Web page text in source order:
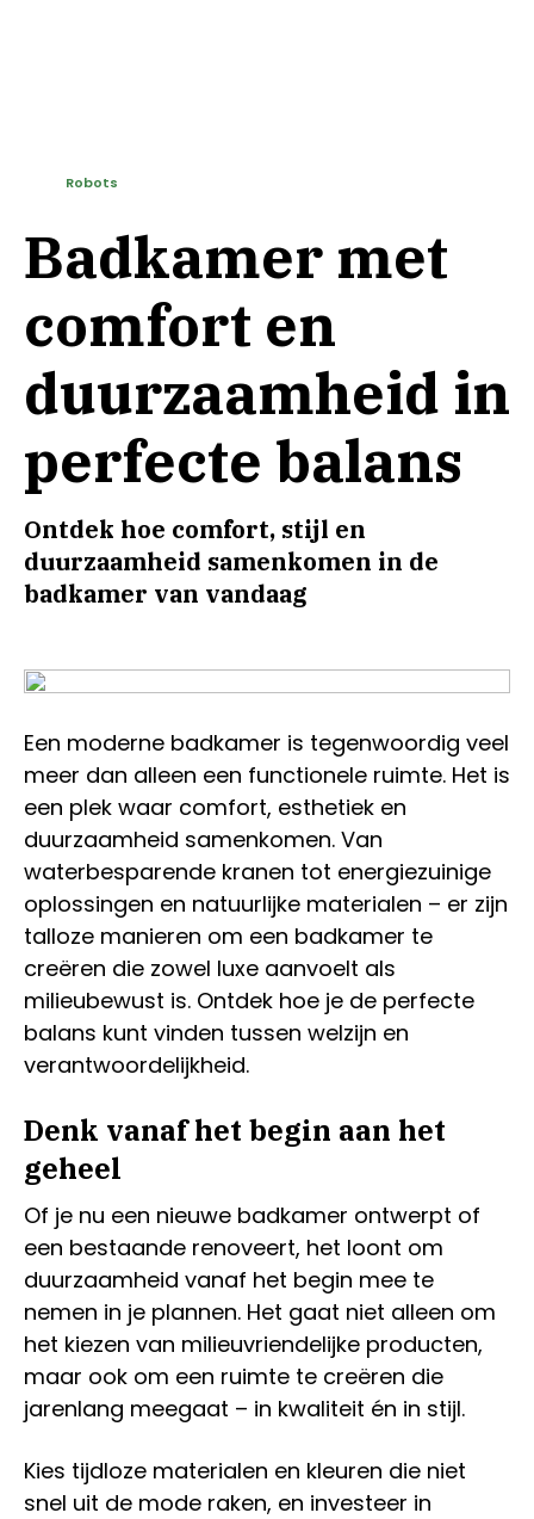
Badkamer met
comfort en
duurzaamheid in
perfecte balans
Ontdek hoe comfort, stijl en
duurzaamheid samenkomen in de
badkamer van vandaag
Robots
Een moderne badkamer is tegenwoordig veel
meer dan alleen een functionele ruimte. Het is
een plek waar comfort, esthetiek en
duurzaamheid samenkomen. Van
waterbesparende kranen tot energiezuinige
oplossingen en natuurlijke materialen – er zijn
talloze manieren om een badkamer te
creëren die zowel luxe aanvoelt als
milieubewust is. Ontdek hoe je de perfecte
balans kunt vinden tussen welzijn en
verantwoordelijkheid.
Denk vanaf het begin aan het
geheel
Of je nu een nieuwe badkamer ontwerpt of
een bestaande renoveert, het loont om
duurzaamheid vanaf het begin mee te
nemen in je plannen. Het gaat niet alleen om
het kiezen van milieuvriendelijke producten,
maar ook om een ruimte te creëren die
jarenlang meegaat – in kwaliteit én in stijl.
Kies tijdloze materialen en kleuren die niet
snel uit de mode raken, en investeer in